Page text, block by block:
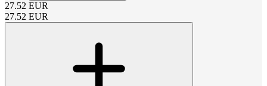
27.52 EUR
27.52 EUR